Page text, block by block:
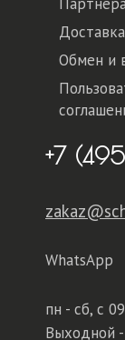
Обмен и
+7
WhatsApp
пн - сб, с
Выходной